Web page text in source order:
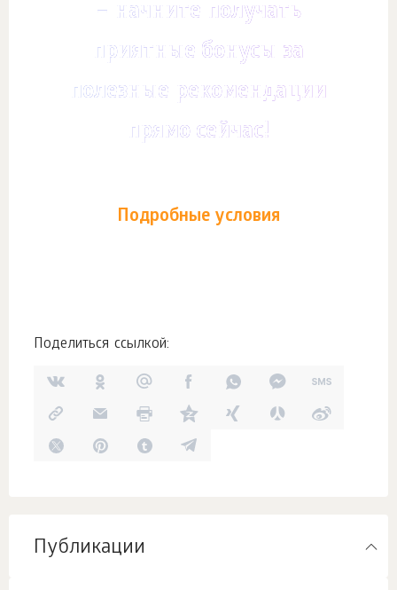
– начните получать
приятные бонусы за
полезные рекомендации
прямо сейчас!
Подробные условия
Поделиться ссылкой:
Публикации